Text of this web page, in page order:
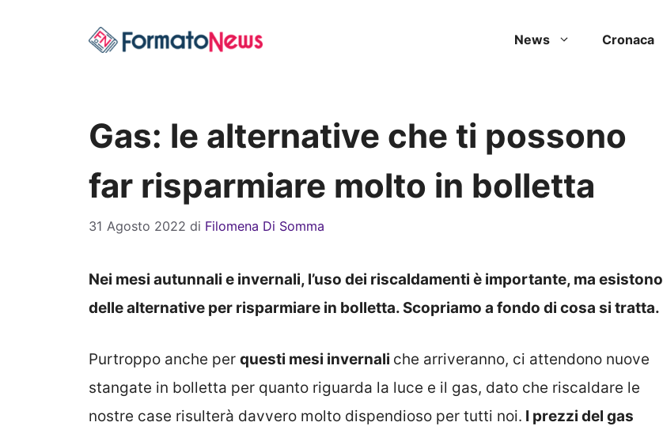
News Cronaca
Gas: le alternative che ti possono
far risparmiare molto in bolletta
31 Agosto 2022 di Filomena Di Somma
Nei mesi autunnali e invernali, l’uso dei riscaldamenti è importante, ma esistono
delle alternative per risparmiare in bolletta. Scopriamo a fondo di cosa si tratta.
Purtroppo anche per questi mesi invernali che arriveranno, ci attendono nuove
stangate in bolletta per quanto riguarda la luce e il gas, dato che riscaldare le
nostre case risulterà davvero molto dispendioso per tutti noi. I prezzi del gas